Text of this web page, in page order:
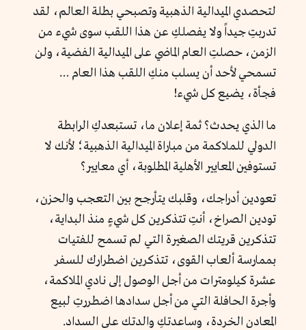
لتحصدي الميدالية الذهبية وتصبحي بطلة العالم، لقد
تدربتِ جيداً ولا يفصلكِ عن هذا اللقب سوى شيء من
الزمن، حصلتِ العام الماضي على الميدالية الفضية، ولن
تسمحي لأحد أن يسلب منكِ اللقب هذا العام …
فجأة، يضيع كل شيء!
ما الذي يحدث؟ ثمة إعلان ما، تستبعدكِ الرابطة
الدولي للملاكمة من مباراة الميدالية الذهبية؛ لأنك لا
تستوفين المعايير الأهلية المطلوبة، أي معايير؟
تعودين أدراجك، وقلبك يتأرجح بين التعجب والحزن،
تودين الصراخ، أنتِ تتذكرين كل شيءٍ منذ البداية،
تتذكرين قريتك الصغيرة التي لم تسمح للفتيات
بممارسة ألعاب القوى، تتذكرين اضطرارك للسفر
عشرة كيلومترات من أجل الوصول إلى نادي الملاكمة،
وأجرة الحافلة التي من أجل سدادها اضطررتِ لبيع
المعادن الخردة، وساعدتكِ والدتك على السداد.